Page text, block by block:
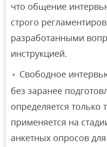
что общение
строго
разработанными
инструкцией.
Свободное
без заранее
определяется только
применяется на
анкетных опросов